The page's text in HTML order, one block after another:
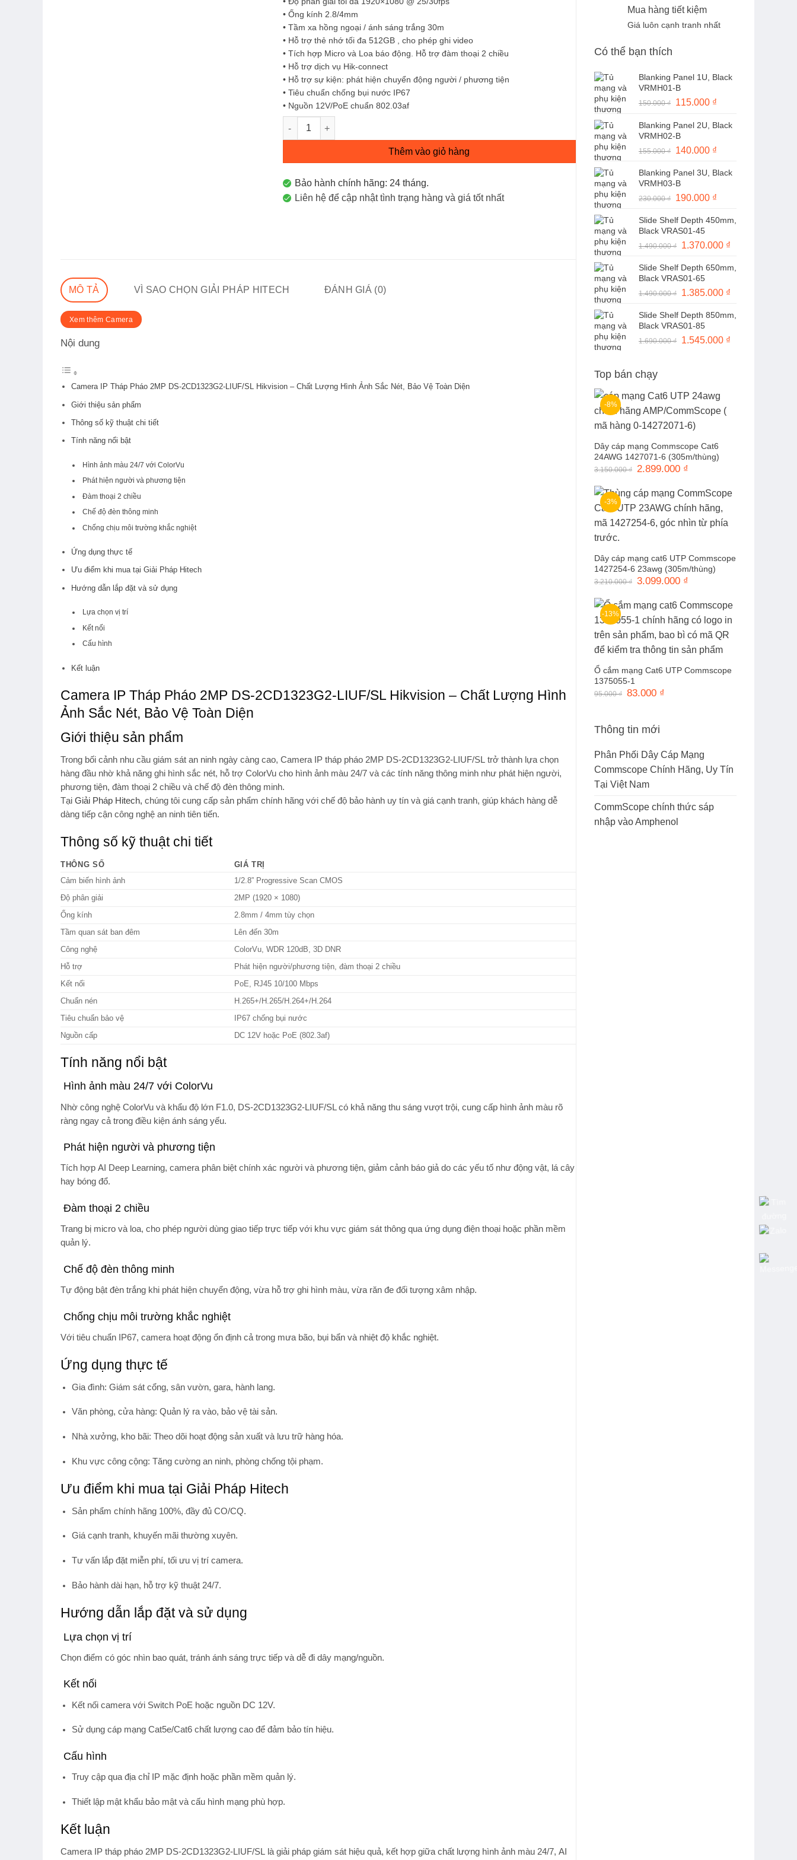
Mua hàng tiết kiệm
Giá luôn cạnh tranh nhất
Có thể bạn thích
Blanking Panel 1U, Black
VRMH01-B
150.000₫
Giá
là:
150.000 ₫.
115.000 ₫
tại
Blanking Panel 2U, Black
VRMH02-B
155.000₫
Giá
là:
155.000 ₫.
140.000 ₫
tại
Blanking Panel 3U, Black
VRMH03-B
230.000₫
Giá
là:
230.000 ₫.
190.000 ₫
tại
190.000 ₫.
Slide Shelf Depth 450mm,
Black VRAS01-45
1.490.000₫
Giá
là:
1.490.000 ₫.
1.370.000 ₫
tại
Slide Shelf Depth 650mm,
Black VRAS01-65
1.490.000₫
Giá
là:
1.490.000 ₫.
1.385.000 ₫
tại
Slide Shelf Depth 850mm,
Black VRAS01-85
1.690.000₫
Giá
1.545.000 ₫
Top bán chạy
-8%
Dây cáp mạng Commscope Cat6
24AWG 1427071-6 (305m/thùng)
3.150.000₫
Giá
3.150.000 ₫.
2.899.000 ₫
là:
2.899.000 ₫.
-3%
Dây cáp mạng cat6 UTP Commscope
1427254-6 23awg (305m/thùng)
3.210.000₫
Giá
3.210.000 ₫.
3.099.000 ₫
là:
3.099.000 ₫.
-13%
Ổ cắm mạng Cat6 UTP Commscope
1375055-1
95.000₫ Giá
83.000 ₫
Thông tin mới
Phân Phối Dây Cáp Mạng
Commscope Chính Hãng, Uy Tín
Tại Việt Nam
CommScope chính thức sáp
nhập vào Amphenol
• Ống kính 2.8/4mm
• Tầm xa hồng ngoại / ánh sáng trắng 30m
• Hỗ trợ thẻ nhớ tối đa 512GB , cho phép ghi video
• Tích hợp Micro và Loa báo động. Hỗ trợ đàm thoại 2 chiều
• Hỗ trợ dịch vụ Hik-connect
• Hỗ trợ sự kiện: phát hiện chuyển động người / phương tiện
• Tiêu chuẩn chống bụi nước IP67
• Nguồn 12V/PoE chuẩn 802.03af
Camera IP tháp pháo 2MP DS-2CD1323G2-LIUF/SL Hikvision số lượng
Thêm vào giỏ hàng
Bảo hành chính hãng: 24 tháng.
Liên hệ để cập nhật tình trạng hàng và giá tốt nhất
MÔ TẢ VÌ SAO CHỌN GIẢI PHÁP HITECH ĐÁNH GIÁ (0)
Xem thêm Camera
Nội dung
Camera IP Tháp Pháo 2MP DS-2CD1323G2-LIUF/SL Hikvision – Chất Lượng Hình Ảnh Sắc Nét, Bảo Vệ Toàn Diện
Giới thiệu sản phẩm
Thông số kỹ thuật chi tiết
Tính năng nổi bật
Hình ảnh màu 24/7 với ColorVu
Phát hiện người và phương tiện
Đàm thoại 2 chiều
Chế độ đèn thông minh
Chống chịu môi trường khắc nghiệt
Ứng dụng thực tế
Ưu điểm khi mua tại Giải Pháp Hitech
Hướng dẫn lắp đặt và sử dụng
Lựa chọn vị trí
Kết nối
Cấu hình
Kết luận
Camera IP Tháp Pháo 2MP DS-2CD1323G2-LIUF/SL Hikvision – Chất Lượng Hình
Ảnh Sắc Nét, Bảo Vệ Toàn Diện
Giới thiệu sản phẩm
Trong bối cảnh nhu cầu giám sát an ninh ngày càng cao, Camera IP tháp pháo 2MP DS-2CD1323G2-LIUF/SL trở thành lựa chọn
hàng đầu nhờ khả năng ghi hình sắc nét, hỗ trợ ColorVu cho hình ảnh màu 24/7 và các tính năng thông minh như phát hiện người,
phương tiện, đàm thoại 2 chiều và chế độ đèn thông minh.
Tại Giải Pháp Hitech, chúng tôi cung cấp sản phẩm chính hãng với chế độ bảo hành uy tín và giá cạnh tranh, giúp khách hàng dễ
dàng tiếp cận công nghệ an ninh tiên tiến.
Thông số kỹ thuật chi tiết
THÔNG SỐ
GIÁ TRỊ
Cảm biến hình ảnh
1/2.8” Progressive Scan CMOS
Độ phân giải
2MP (1920 × 1080)
Ống kính
2.8mm / 4mm tùy chọn
Tầm quan sát ban đêm
Lên đến 30m
Công nghệ
ColorVu, WDR 120dB, 3D DNR
Hỗ trợ
Phát hiện người/phương tiện, đàm thoại 2 chiều
Kết nối
PoE, RJ45 10/100 Mbps
Chuẩn nén
H.265+/H.265/H.264+/H.264
Tiêu chuẩn bảo vệ
IP67 chống bụi nước
Nguồn cấp
DC 12V hoặc PoE (802.3af)
Tính năng nổi bật
Hình ảnh màu 24/7 với ColorVu
Nhờ công nghệ ColorVu và khẩu độ lớn F1.0, DS-2CD1323G2-LIUF/SL có khả năng thu sáng vượt trội, cung cấp hình ảnh màu rõ
ràng ngay cả trong điều kiện ánh sáng yếu.
Phát hiện người và phương tiện
Tích hợp AI Deep Learning, camera phân biệt chính xác người và phương tiện, giảm cảnh báo giả do các yếu tố như động vật, lá cây
hay bóng đổ.
Đàm thoại 2 chiều
Trang bị micro và loa, cho phép người dùng giao tiếp trực tiếp với khu vực giám sát thông qua ứng dụng điện thoại hoặc phần mềm
quản lý.
Chế độ đèn thông minh
Tự động bật đèn trắng khi phát hiện chuyển động, vừa hỗ trợ ghi hình màu, vừa răn đe đối tượng xâm nhập.
Chống chịu môi trường khắc nghiệt
Với tiêu chuẩn IP67, camera hoạt động ổn định cả trong mưa bão, bụi bẩn và nhiệt độ khắc nghiệt.
Ứng dụng thực tế
Gia đình: Giám sát cổng, sân vườn, gara, hành lang.
Văn phòng, cửa hàng: Quản lý ra vào, bảo vệ tài sản.
Nhà xưởng, kho bãi: Theo dõi hoạt động sản xuất và lưu trữ hàng hóa.
Khu vực công cộng: Tăng cường an ninh, phòng chống tội phạm.
Ưu điểm khi mua tại Giải Pháp Hitech
Sản phẩm chính hãng 100%, đầy đủ CO/CQ.
Giá cạnh tranh, khuyến mãi thường xuyên.
Tư vấn lắp đặt miễn phí, tối ưu vị trí camera.
Bảo hành dài hạn, hỗ trợ kỹ thuật 24/7.
Hướng dẫn lắp đặt và sử dụng
Lựa chọn vị trí
Chọn điểm có góc nhìn bao quát, tránh ánh sáng trực tiếp và dễ đi dây mạng/nguồn.
Kết nối
Kết nối camera với Switch PoE hoặc nguồn DC 12V.
Sử dụng cáp mạng Cat5e/Cat6 chất lượng cao để đảm bảo tín hiệu.
Cấu hình
Truy cập qua địa chỉ IP mặc định hoặc phần mềm quản lý.
Thiết lập mật khẩu bảo mật và cấu hình mạng phù hợp.
Kết luận
Camera IP tháp pháo 2MP DS-2CD1323G2-LIUF/SL là giải pháp giám sát hiệu quả, kết hợp giữa chất lượng hình ảnh màu 24/7, AI